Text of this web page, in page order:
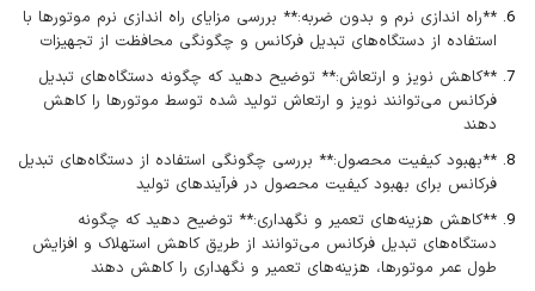
**راه اندازی نرم و بدون ضربه:** بررسی مزایای راه اندازی نرم موتورها با
استفاده از دستگاه‌های تبدیل فرکانس و چگونگی محافظت از تجهیزات
**کاهش نویز و ارتعاش:** توضیح دهید که چگونه دستگاه‌های تبدیل
فرکانس می‌توانند نویز و ارتعاش تولید شده توسط موتورها را کاهش
دهند
**بهبود کیفیت محصول:** بررسی چگونگی استفاده از دستگاه‌های تبدیل
فرکانس برای بهبود کیفیت محصول در فرآیندهای تولید
**کاهش هزینه‌های تعمیر و نگهداری:** توضیح دهید که چگونه
دستگاه‌های تبدیل فرکانس می‌توانند از طریق کاهش استهلاک و افزایش
طول عمر موتورها، هزینه‌های تعمیر و نگهداری را کاهش دهند